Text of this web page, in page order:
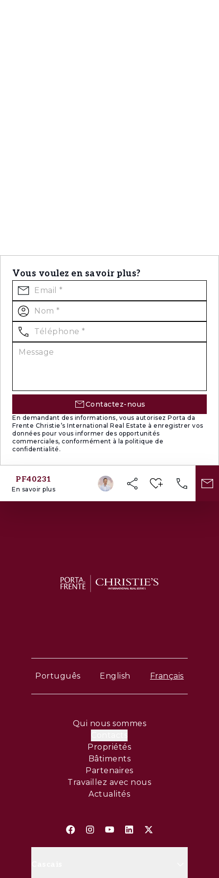
Vous voulez en savoir plus?
Contactez-nous
En demandant des informations, vous autorisez Porta da
Frente Christie’s International Real Estate à enregistrer vos
données pour vous informer des opportunités
commerciales, conformément à la politique de
confidentialité.
PF40231
En savoir plus
Português English Français
Qui nous sommes
Propriétés
Bâtiments
Partenaires
Travaillez avec nous
Actualités